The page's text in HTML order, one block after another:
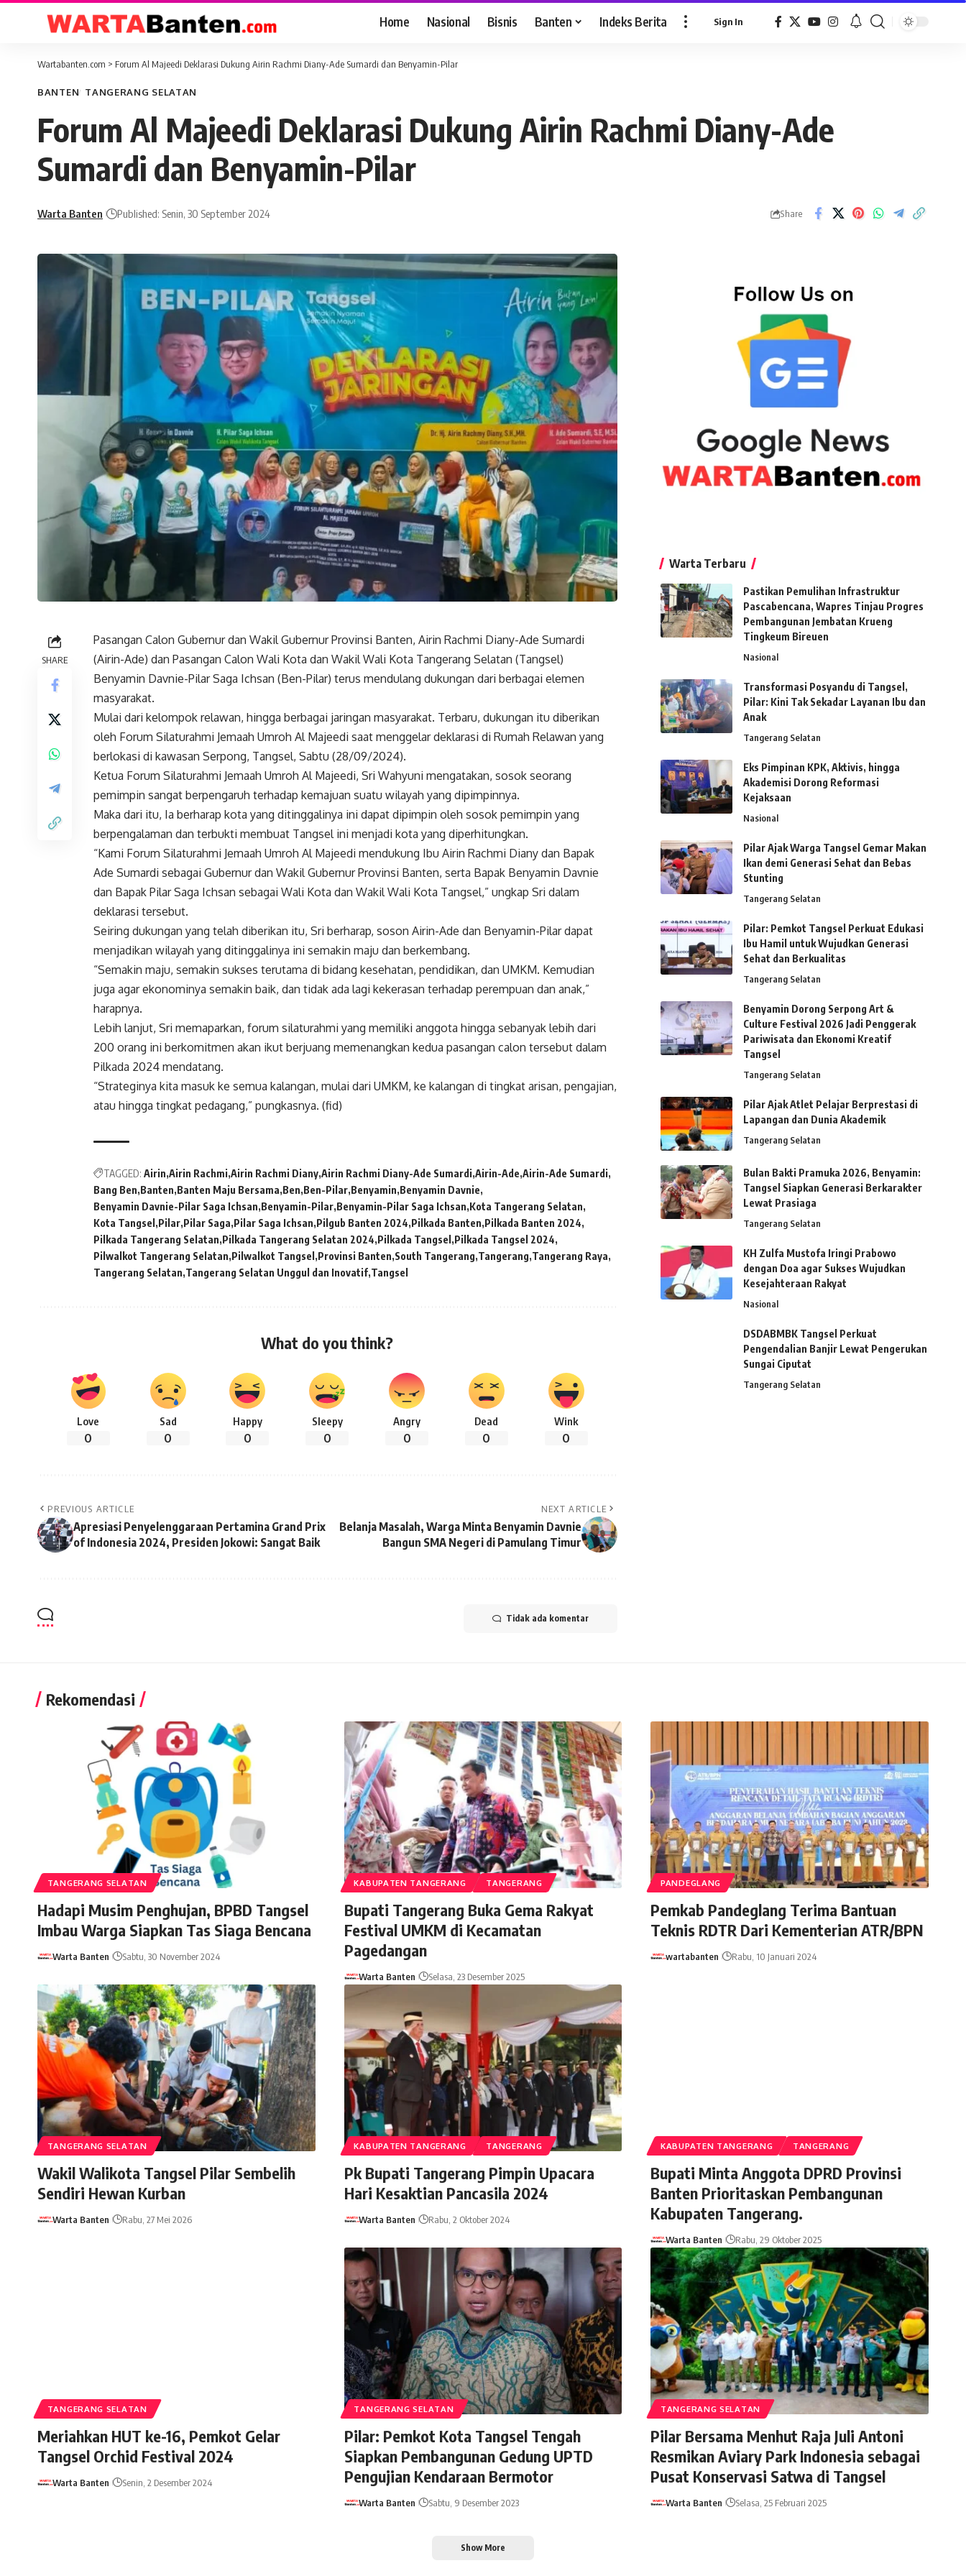
Home Nasional Bisnis Banten Indeks Berita Sign In
Wartabanten.com > Forum Al Majeedi Deklarasi Dukung Airin Rachmi Diany-Ade Sumardi dan Benyamin-Pilar
BANTEN TANGERANG SELATAN
Forum Al Majeedi Deklarasi Dukung Airin Rachmi Diany-Ade
Sumardi dan Benyamin-Pilar
Warta Banten Published: Senin, 30 September 2024 Share
SHARE
Pasangan Calon Gubernur dan Wakil Gubernur Provinsi Banten, Airin Rachmi Diany-Ade Sumardi
(Airin-Ade) dan Pasangan Calon Wali Kota dan Wakil Wali Kota Tangerang Selatan (Tangsel)
Benyamin Davnie-Pilar Saga Ichsan (Ben-Pilar) terus mendulang dukungan dari berbagai elemen
masyarakat.
Mulai dari kelompok relawan, hingga berbagai jaringan masyarakat. Terbaru, dukungan itu diberikan
oleh Forum Silaturahmi Jemaah Umroh Al Majeedi saat menggelar deklarasi di Rumah Relawan yang
berlokasi di kawasan Serpong, Tangsel, Sabtu (28/09/2024).
Ketua Forum Silaturahmi Jemaah Umroh Al Majeedi, Sri Wahyuni mengatakan, sosok seorang
pemimpin sangat berpengaruh terhadap kemajuan suatu wilayah yang dipimpinnya.
Maka dari itu, Ia berharap kota yang ditinggalinya ini dapat dipimpin oleh sosok pemimpin yang
berpengalaman dan terbukti membuat Tangsel ini menjadi kota yang diperhitungkan.
“Kami Forum Silaturahmi Jemaah Umroh Al Majeedi mendukung Ibu Airin Rachmi Diany dan Bapak
Ade Sumardi sebagai Gubernur dan Wakil Gubernur Provinsi Banten, serta Bapak Benyamin Davnie
dan Bapak Pilar Saga Ichsan sebagai Wali Kota dan Wakil Wali Kota Tangsel,” ungkap Sri dalam
deklarasi tersebut.
Seiring dukungan yang telah diberikan itu, Sri berharap, soson Airin-Ade dan Benyamin-Pilar dapat
menjadikan wilayah yang ditinggalinya ini semakin maju dan berkembang.
“Semakin maju, semakin sukses terutama di bidang kesehatan, pendidikan, dan UMKM. Kemudian
juga agar ekonominya semakin baik, dan tidak ada lagi kekerasan terhadap perempuan dan anak,”
harapnya.
Lebih lanjut, Sri memaparkan, forum silaturahmi yang memiliki anggota hingga sebanyak lebih dari
200 orang ini berkomitmen akan ikut berjuang memenangkan kedua pasangan calon tersebut dalam
Pilkada 2024 mendatang.
“Strateginya kita masuk ke semua kalangan, mulai dari UMKM, ke kalangan di tingkat arisan, pengajian,
atau hingga tingkat pedagang,” pungkasnya. (fid)
TAGGED: Airin Airin Rachmi Airin Rachmi Diany Airin Rachmi Diany-Ade Sumardi Airin-Ade Airin-Ade Sumardi
Bang Ben Banten Banten Maju Bersama Ben Ben-Pilar Benyamin Benyamin Davnie
Benyamin Davnie-Pilar Saga Ichsan Benyamin-Pilar Benyamin-Pilar Saga Ichsan Kota Tangerang Selatan
Kota Tangsel Pilar Pilar Saga Pilar Saga Ichsan Pilgub Banten 2024 Pilkada Banten Pilkada Banten 2024
Pilkada Tangerang Selatan Pilkada Tangerang Selatan 2024 Pilkada Tangsel Pilkada Tangsel 2024
Pilwalkot Tangerang Selatan Pilwalkot Tangsel Provinsi Banten South Tangerang Tangerang Tangerang Raya
Tangerang Selatan Tangerang Selatan Unggul dan Inovatif Tangsel
What do you think?
Love
0
Sad
0
Happy
0
Sleepy
0
Angry
0
Dead
0
Wink
0
PREVIOUS ARTICLE
Apresiasi Penyelenggaraan Pertamina Grand Prix
of Indonesia 2024, Presiden Jokowi: Sangat Baik
NEXT ARTICLE
Belanja Masalah, Warga Minta Benyamin Davnie
Bangun SMA Negeri di Pamulang Timur
Tidak ada komentar
Warta Terbaru
Pastikan Pemulihan Infrastruktur
Pascabencana, Wapres Tinjau Progres
Pembangunan Jembatan Krueng
Tingkeum Bireuen
Nasional
Transformasi Posyandu di Tangsel,
Pilar: Kini Tak Sekadar Layanan Ibu dan
Anak
Tangerang Selatan
Eks Pimpinan KPK, Aktivis, hingga
Akademisi Dorong Reformasi
Kejaksaan
Nasional
Pilar Ajak Warga Tangsel Gemar Makan
Ikan demi Generasi Sehat dan Bebas
Stunting
Tangerang Selatan
Pilar: Pemkot Tangsel Perkuat Edukasi
Ibu Hamil untuk Wujudkan Generasi
Sehat dan Berkualitas
Tangerang Selatan
Benyamin Dorong Serpong Art &
Culture Festival 2026 Jadi Penggerak
Pariwisata dan Ekonomi Kreatif
Tangsel
Tangerang Selatan
Pilar Ajak Atlet Pelajar Berprestasi di
Lapangan dan Dunia Akademik
Tangerang Selatan
Bulan Bakti Pramuka 2026, Benyamin:
Tangsel Siapkan Generasi Berkarakter
Lewat Prasiaga
Tangerang Selatan
KH Zulfa Mustofa Iringi Prabowo
dengan Doa agar Sukses Wujudkan
Kesejahteraan Rakyat
Nasional
DSDABMBK Tangsel Perkuat
Pengendalian Banjir Lewat Pengerukan
Sungai Ciputat
Tangerang Selatan
Rekomendasi
TANGERANG SELATAN
Hadapi Musim Penghujan, BPBD Tangsel
Imbau Warga Siapkan Tas Siaga Bencana
Warta Banten Sabtu, 30 November 2024
KABUPATEN TANGERANG TANGERANG
Bupati Tangerang Buka Gema Rakyat
Festival UMKM di Kecamatan
Pagedangan
Warta Banten Selasa, 23 Desember 2025
PANDEGLANG
Pemkab Pandeglang Terima Bantuan
Teknis RDTR Dari Kementerian ATR/BPN
wartabanten Rabu, 10 Januari 2024
TANGERANG SELATAN
Wakil Walikota Tangsel Pilar Sembelih
Sendiri Hewan Kurban
Warta Banten Rabu, 27 Mei 2026
KABUPATEN TANGERANG TANGERANG
Pk Bupati Tangerang Pimpin Upacara
Hari Kesaktian Pancasila 2024
Warta Banten Rabu, 2 Oktober 2024
KABUPATEN TANGERANG TANGERANG
Bupati Minta Anggota DPRD Provinsi
Banten Prioritaskan Pembangunan
Kabupaten Tangerang.
Warta Banten Rabu, 29 Oktober 2025
TANGERANG SELATAN
Meriahkan HUT ke-16, Pemkot Gelar
Tangsel Orchid Festival 2024
Warta Banten Senin, 2 Desember 2024
TANGERANG SELATAN
Pilar: Pemkot Kota Tangsel Tengah
Siapkan Pembangunan Gedung UPTD
Pengujian Kendaraan Bermotor
Warta Banten Sabtu, 9 Desember 2023
TANGERANG SELATAN
Pilar Bersama Menhut Raja Juli Antoni
Resmikan Aviary Park Indonesia sebagai
Pusat Konservasi Satwa di Tangsel
Warta Banten Selasa, 25 Februari 2025
Show More